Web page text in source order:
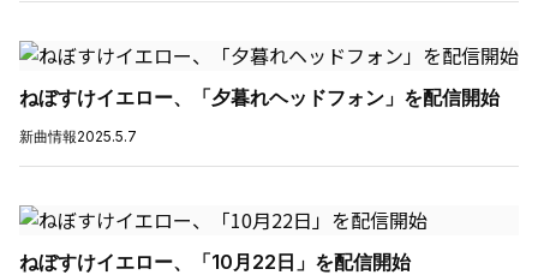
ねぼすけイエロー、「夕暮れヘッドフォン」を配信開始
新曲情報2025.5.7
ねぼすけイエロー、「10月22日」を配信開始